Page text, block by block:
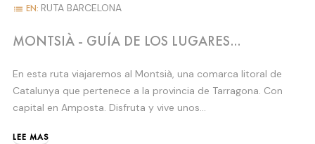
list EN: RUTA BARCELONA
MONTSIÀ - GUÍA DE LOS LUGARES
En esta ruta viajaremos al Montsià, una comarca litoral de
Catalunya que pertenece a la provincia de Tarragona. Con
capital en Amposta. Disfruta y vive unos...
LEE MAS